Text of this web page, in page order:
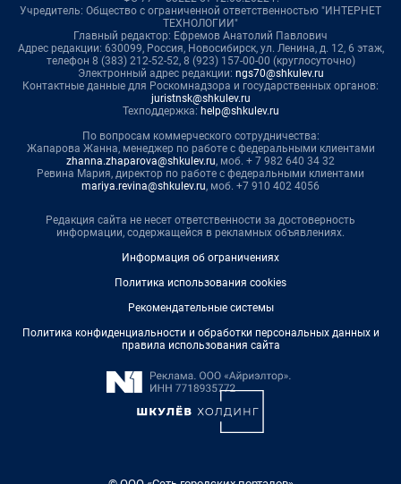
Учредитель: Общество с ограниченной ответственностью "ИНТЕРНЕТ
ТЕХНОЛОГИИ"
Главный редактор: Ефремов Анатолий Павлович
Адрес редакции: 630099, Россия, Новосибирск, ул. Ленина, д. 12, 6 этаж,
телефон 8 (383) 212-52-52, 8 (923) 157-00-00 (круглосуточно)
Электронный адрес редакции: ngs70@shkulev.ru
Контактные данные для Роскомнадзора и государственных органов:
juristnsk@shkulev.ru
Техподдержка: help@shkulev.ru
По вопросам коммерческого сотрудничества:
Жапарова Жанна, менеджер по работе с федеральными клиентами
zhanna.zhaparova@shkulev.ru, моб. + 7 982 640 34 32
Ревина Мария, директор по работе с федеральными клиентами
mariya.revina@shkulev.ru, моб. +7 910 402 4056
Редакция сайта не несет ответственности за достоверность
информации, содержащейся в рекламных объявлениях.
Информация об ограничениях
Политика использования cookies
Рекомендательные системы
Политика конфиденциальности и обработки персональных данных и
правила использования сайта